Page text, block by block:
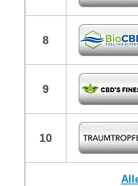
8
9
10